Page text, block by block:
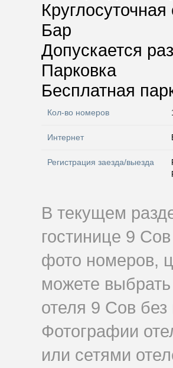
Бар
Допускается
Парковка
Бесплатная
Кол-во номеров
Интернет
Регистрация заезда/выезда
В текущем
гостинице 9
фото номеров,
можете
отеля 9 Сов
Фотографии
или сетями